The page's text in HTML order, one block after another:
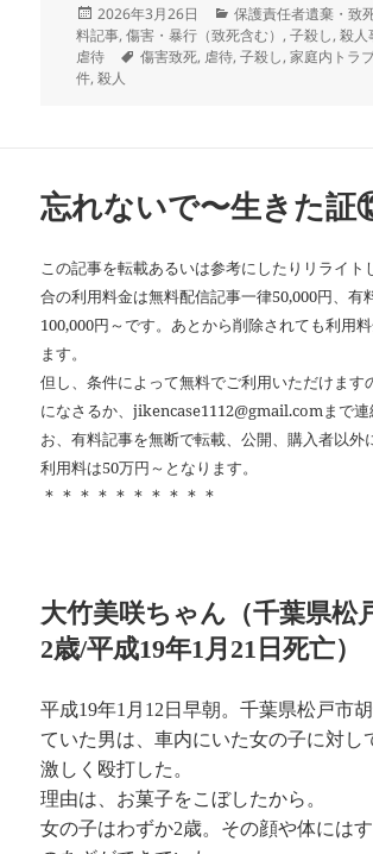
投
稿
日:
2026年3月26日
カ
テ
ゴ
保護責任者遺棄・致
料記事, 傷害・暴行（致死含む） , 子殺し, 殺人
虐待
タ
傷害致死, 虐待, 子殺し, 家庭内トラ
件, 殺人
忘れないで〜生きた証
この記事を転載あるいは参考にしたりリライト
合の利用料金は無料配信記事一律50,000円、有
100,000円～です。あとから削除されても利用
ます。
但し、条件によって無料でご利用いただけます
になさるか、jikencase1112@gmail.comまで
お、有料記事を無断で転載、公開、購入者以外
利用料は50万円～となります。
＊＊＊＊＊＊＊＊＊＊
大竹美咲ちゃん（千葉県松
2歳/平成19年1月21日死亡）
平成19年1月12日早朝。千葉県松戸市
ていた男は、車内にいた女の子に対し
激しく殴打した。
理由は、お菓子をこぼしたから。
女の子はわずか2歳。その顔や体には